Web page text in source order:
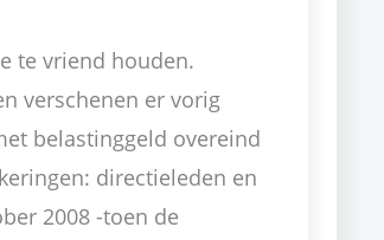
te vriend houden.
verschenen er vorig
belastinggeld overeind
directieleden en
2008 -toen de